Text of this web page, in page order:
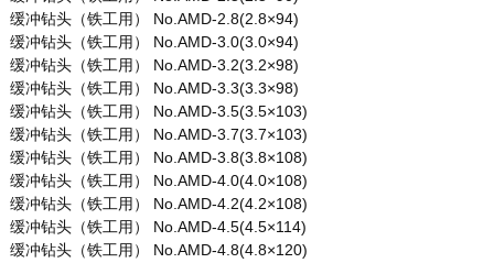
缓冲钻头（铁工用） No.AMD-2.8(2.8×94)
缓冲钻头（铁工用） No.AMD-3.0(3.0×94)
缓冲钻头（铁工用） No.AMD-3.2(3.2×98)
缓冲钻头（铁工用） No.AMD-3.3(3.3×98)
缓冲钻头（铁工用） No.AMD-3.5(3.5×103)
缓冲钻头（铁工用） No.AMD-3.7(3.7×103)
缓冲钻头（铁工用） No.AMD-3.8(3.8×108)
缓冲钻头（铁工用） No.AMD-4.0(4.0×108)
缓冲钻头（铁工用） No.AMD-4.2(4.2×108)
缓冲钻头（铁工用） No.AMD-4.5(4.5×114)
缓冲钻头（铁工用） No.AMD-4.8(4.8×120)